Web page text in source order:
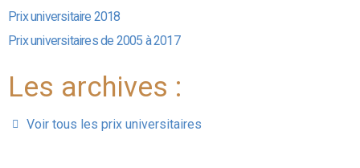
Prix universitaire 2018
Prix universitaires de 2005 à 2017
Les archives :
Voir tous les prix universitaires